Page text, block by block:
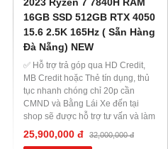
16GB SSD 512GB RTX 4050
15.6 2.5K 165Hz ( Sẵn Hàng
Đà Nẵng) NEW
✅ Hỗ trợ trả góp qua HD Credit,
MB Credit hoặc Thẻ tín dụng, thủ
tục nhanh chóng chỉ 20p cần
CMND và Bằng Lái Xe đến tại
shop sẽ được hỗ trợ tư vấn và làm
thủ tục ngay tại Shop.
Miễn phí vận chuyển nội thành
25,900,000 đ 32,000,000 đ